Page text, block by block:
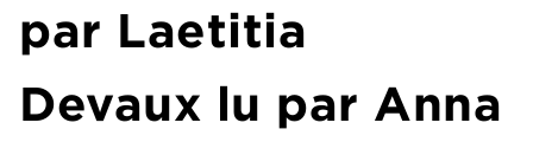
par Laetitia
Devaux lu par Anna